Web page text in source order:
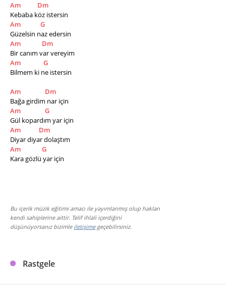
Am
Dm
Kebaba köz istersin
Am
G
Güzelsin naz edersin
Am
Dm
Bir canım var vereyim
Am
G
Bilmem ki ne istersin
Am
Dm
Bağa girdim nar için
Am
G
Gül kopardım yar için
Am
Dm
Diyar diyar dolaştım
Am
G
Kara gözlü yar için
Bu içerik müzik eğitimi amacı ile yayımlanmış olup hakları
kendi sahiplerine aittir. Telif ihlali içerdiğini
düşünüyorsanız bizimle iletişimegeçebilirsiniz.
Rastgele